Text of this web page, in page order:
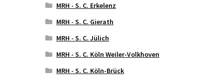
MRH - S. C. Erkelenz
MRH - S. C. Gierath
MRH - S. C. Jülich
MRH - S. C. Köln Weiler-Volkhoven
MRH - S. C. Köln-Brück